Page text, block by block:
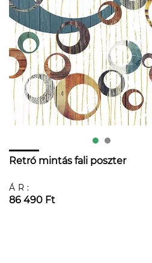
Retró mintás fali poszter
ÁR:
86 490 Ft